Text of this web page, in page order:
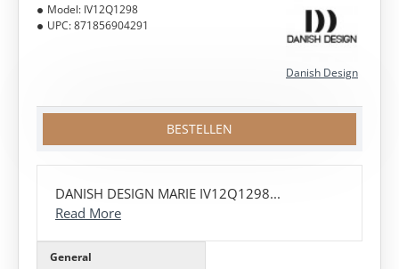
Model: IV12Q1298
UPC:871856904291
Danish Design
BESTELLEN
DANISH DESIGN MARIE IV12Q1298...
Read More
General